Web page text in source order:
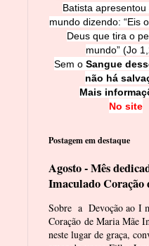
Batista
mundo dizendo: “Eis
Deus que tira o
mundo” (Jo
Sem o Sangue
não há
Mais
No site
Postagem em destaque
Agosto - Mês
Imaculado Coração
Sobre a Devoção ao I
Coração de Maria Mãe
neste lugar de graça,